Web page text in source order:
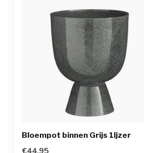
Bloempot binnen Grijs 1Ijzer